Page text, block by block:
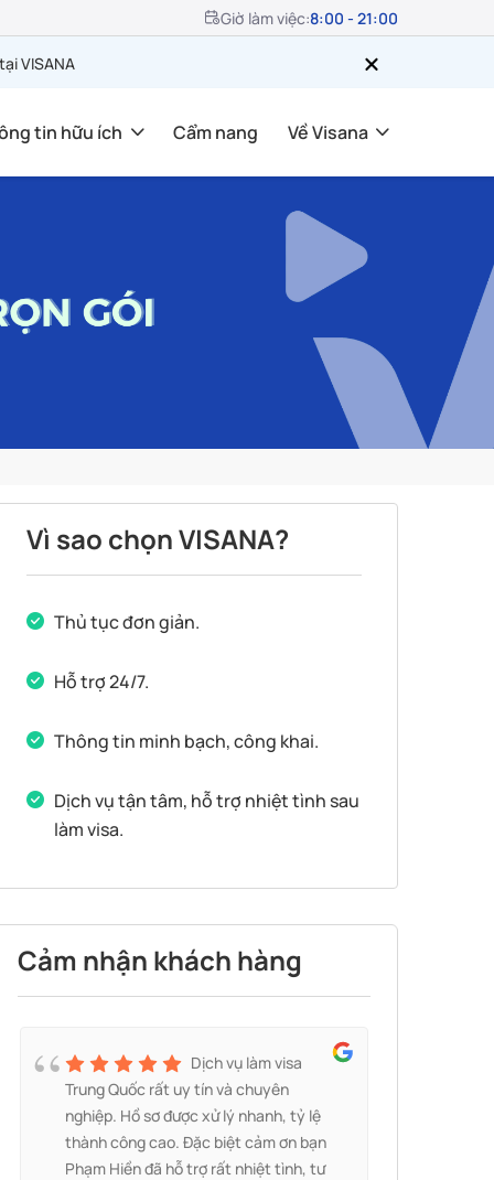
Giờ làm việc:8:00 - 21:00
VISANA
tin hữu ích Cẩm nang Về Visana
Vì sao chọn VISANA?
Thủ tục đơn giản.
Hỗ trợ 24/7.
Thông tin minh bạch, công khai.
Dịch vụ tận tâm, hỗ trợ nhiệt tình sau
làm visa.
Cảm nhận khách hàng
Dịch vụ làm visa
Trung Quốc rất uy tín và chuyên
nghiệp. Hồ sơ được xử lý nhanh, tỷ lệ
thành công cao. Đặc biệt cảm ơn bạn
Phạm Hiền đã hỗ trợ rất nhiệt tình, tư